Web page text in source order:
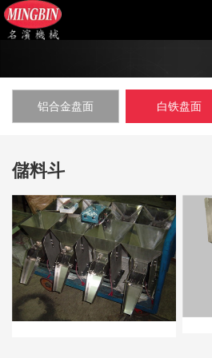
铝合金盘面 白铁盘面
儲料斗